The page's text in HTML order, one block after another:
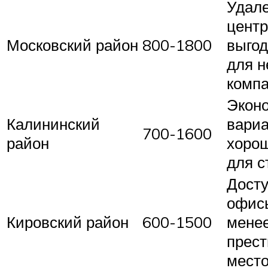
Московский район 800-1800
для
Калининский
район
700-1600
для
Кировский район 600-1500